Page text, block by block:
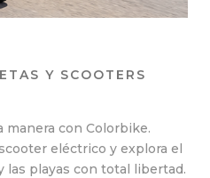
Y SCOOTERS
manera con Colorbike.
eléctrico y explora el
las playas con total libertad.